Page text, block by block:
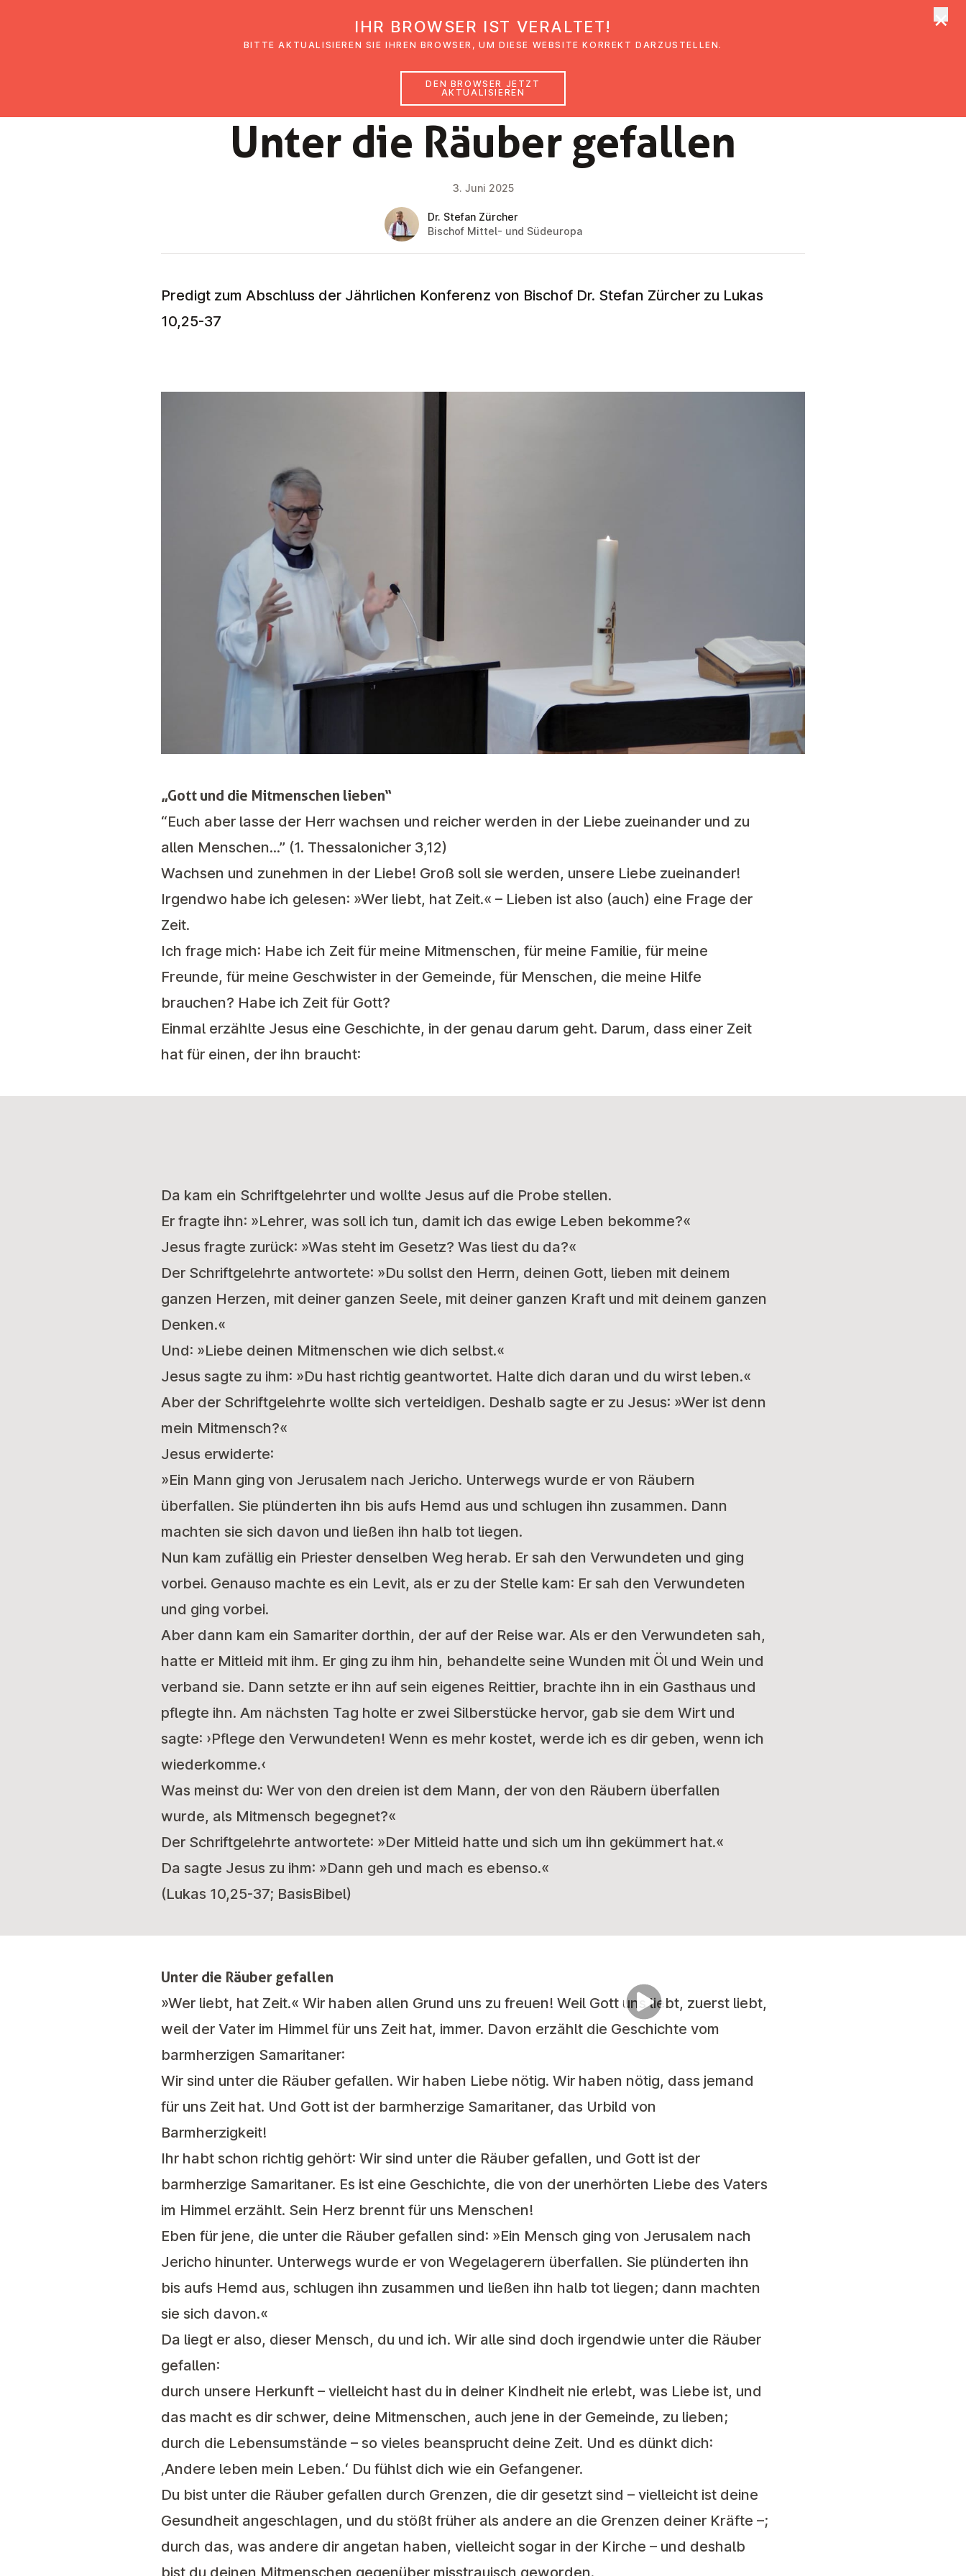
Glaubensimpulse News Veranstaltungen
Unter die Räuber gefallen
GLAUBENSIMPULS
3. Juni 2025
Dr. Stefan Zürcher
Bischof Mittel- und Südeuropa
Predigt zum Abschluss der Jährlichen Konferenz von Bischof Dr. Stefan Zürcher zu Lukas
10,25-37
„Gott und die Mitmenschen lieben“
“Euch aber lasse der Herr wachsen und reicher werden in der Liebe zueinander und zu
allen Menschen...” (1. Thessalonicher 3,12)
Wachsen und zunehmen in der Liebe! Groß soll sie werden, unsere Liebe zueinander!
Irgendwo habe ich gelesen: »Wer liebt, hat Zeit.« – Lieben ist also (auch) eine Frage der
Zeit.
Ich frage mich: Habe ich Zeit für meine Mitmenschen, für meine Familie, für meine
Freunde, für meine Geschwister in der Gemeinde, für Menschen, die meine Hilfe
brauchen? Habe ich Zeit für Gott?
Einmal erzählte Jesus eine Geschichte, in der genau darum geht. Darum, dass einer Zeit
hat für einen, der ihn braucht:
Da kam ein Schriftgelehrter und wollte Jesus auf die Probe stellen.
Er fragte ihn: »Lehrer, was soll ich tun, damit ich das ewige Leben bekomme?«
Jesus fragte zurück: »Was steht im Gesetz? Was liest du da?«
Der Schriftgelehrte antwortete: »Du sollst den Herrn, deinen Gott, lieben mit deinem
ganzen Herzen, mit deiner ganzen Seele, mit deiner ganzen Kraft und mit deinem ganzen
Denken.«
Und: »Liebe deinen Mitmenschen wie dich selbst.«
Jesus sagte zu ihm: »Du hast richtig geantwortet. Halte dich daran und du wirst leben.«
Aber der Schriftgelehrte wollte sich verteidigen. Deshalb sagte er zu Jesus: »Wer ist denn
mein Mitmensch?«
Jesus erwiderte:
»Ein Mann ging von Jerusalem nach Jericho. Unterwegs wurde er von Räubern
überfallen. Sie plünderten ihn bis aufs Hemd aus und schlugen ihn zusammen. Dann
machten sie sich davon und ließen ihn halb tot liegen.
Nun kam zufällig ein Priester denselben Weg herab. Er sah den Verwundeten und ging
vorbei. Genauso machte es ein Levit, als er zu der Stelle kam: Er sah den Verwundeten
und ging vorbei.
Aber dann kam ein Samariter dorthin, der auf der Reise war. Als er den Verwundeten sah,
hatte er Mitleid mit ihm. Er ging zu ihm hin, behandelte seine Wunden mit Öl und Wein und
verband sie. Dann setzte er ihn auf sein eigenes Reittier, brachte ihn in ein Gasthaus und
pflegte ihn. Am nächsten Tag holte er zwei Silberstücke hervor, gab sie dem Wirt und
sagte: ›Pflege den Verwundeten! Wenn es mehr kostet, werde ich es dir geben, wenn ich
wiederkomme.‹
Was meinst du: Wer von den dreien ist dem Mann, der von den Räubern überfallen
wurde, als Mitmensch begegnet?«
Der Schriftgelehrte antwortete: »Der Mitleid hatte und sich um ihn gekümmert hat.«
Da sagte Jesus zu ihm: »Dann geh und mach es ebenso.«
(Lukas 10,25-37; BasisBibel)
Unter die Räuber gefallen
»Wer liebt, hat Zeit.« Wir haben allen Grund uns zu freuen! Weil Gott uns liebt, zuerst liebt,
weil der Vater im Himmel für uns Zeit hat, immer. Davon erzählt die Geschichte vom
barmherzigen Samaritaner:
Wir sind unter die Räuber gefallen. Wir haben Liebe nötig. Wir haben nötig, dass jemand
für uns Zeit hat. Und Gott ist der barmherzige Samaritaner, das Urbild von
Barmherzigkeit!
Ihr habt schon richtig gehört: Wir sind unter die Räuber gefallen, und Gott ist der
barmherzige Samaritaner. Es ist eine Geschichte, die von der unerhörten Liebe des Vaters
im Himmel erzählt. Sein Herz brennt für uns Menschen!
Eben für jene, die unter die Räuber gefallen sind: »Ein Mensch ging von Jerusalem nach
Jericho hinunter. Unterwegs wurde er von Wegelagerern überfallen. Sie plünderten ihn
bis aufs Hemd aus, schlugen ihn zusammen und ließen ihn halb tot liegen; dann machten
sie sich davon.«
Da liegt er also, dieser Mensch, du und ich. Wir alle sind doch irgendwie unter die Räuber
gefallen:
durch unsere Herkunft – vielleicht hast du in deiner Kindheit nie erlebt, was Liebe ist, und
das macht es dir schwer, deine Mitmenschen, auch jene in der Gemeinde, zu lieben;
durch die Lebensumstände – so vieles beansprucht deine Zeit. Und es dünkt dich:
‚Andere leben mein Leben.‘ Du fühlst dich wie ein Gefangener.
Du bist unter die Räuber gefallen durch Grenzen, die dir gesetzt sind – vielleicht ist deine
Gesundheit angeschlagen, und du stößt früher als andere an die Grenzen deiner Kräfte –;
durch das, was andere dir angetan haben, vielleicht sogar in der Kirche – und deshalb
bist du deinen Mitmenschen gegenüber misstrauisch geworden.
IHR BROWSER IST VERALTET!
BITTE AKTUALISIEREN SIE IHREN BROWSER, UM DIESE WEBSITE KORREKT DARZUSTELLEN.
DEN BROWSER JETZT
AKTUALISIEREN
×